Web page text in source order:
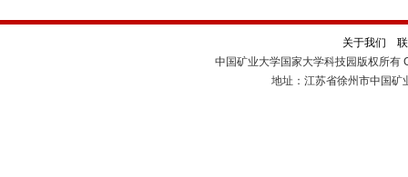
关于我们
中国矿业大学国家大学科技园版权所有
地址：江苏省徐州市中国矿